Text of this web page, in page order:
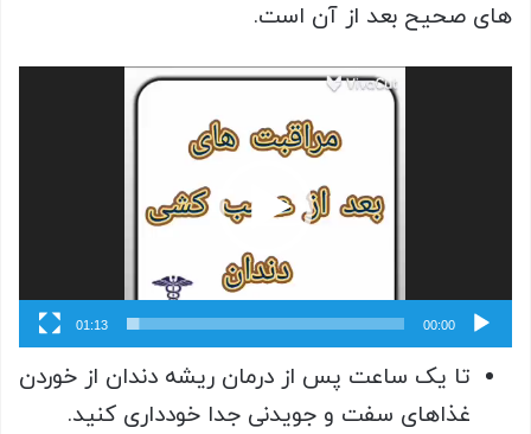
های صحیح بعد از آن است.
نمایشگر
ویدیو
00:00
01:13
تا یک ساعت پس از درمان ریشه دندان از خوردن
غذاهای سفت و جویدنی جدا خودداری کنید.